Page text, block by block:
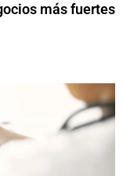
más fuertes